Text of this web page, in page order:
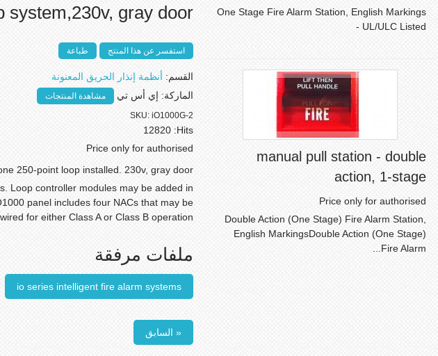
system,230v, gray door
استفسر عن هذا المنتج طباعة
القسم:أنظمة إنذار الحريق المعنونة
الماركة:إي أس تي
مشاهدة المنتجات
SKU:iO1000G-2
Hits:
12820
Price only for authorised
250-point loop installed. 230v, gray door
Loop controller modules may be added in
panel includes four NACs that may be
wired for either Class A or Class B operation
ملفات مرفقة
io series intelligent fire alarm systems
« السابق
One Stage Fire Alarm Station, English Markings
- UL/ULC Listed
manual pull station - double
action, 1-stage
Price only for authorised
Double Action (One Stage) Fire Alarm Station,
English MarkingsDouble Action (One Stage)
Fire Alarm...